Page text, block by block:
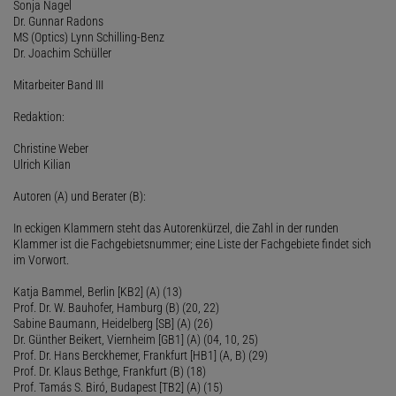
Sonja Nagel
Dr. Gunnar Radons
MS (Optics) Lynn Schilling-Benz
Dr. Joachim Schüller
Mitarbeiter Band III
Redaktion:
Christine Weber
Ulrich Kilian
Autoren (A) und Berater (B):
In eckigen Klammern steht das Autorenkürzel, die Zahl in der runden
Klammer ist die Fachgebietsnummer; eine Liste der Fachgebiete findet sich
im Vorwort.
Katja Bammel, Berlin [KB2] (A) (13)
Prof. Dr. W. Bauhofer, Hamburg (B) (20, 22)
Sabine Baumann, Heidelberg [SB] (A) (26)
Dr. Günther Beikert, Viernheim [GB1] (A) (04, 10, 25)
Prof. Dr. Hans Berckhemer, Frankfurt [HB1] (A, B) (29)
Prof. Dr. Klaus Bethge, Frankfurt (B) (18)
Prof. Tamás S. Biró, Budapest [TB2] (A) (15)